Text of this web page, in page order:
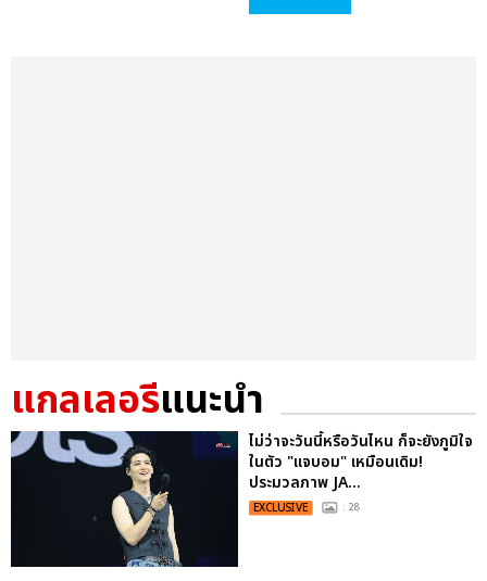
แกลเลอรีแนะนำ
ไม่ว่าจะวันนี้หรือวันไหน ก็จะยังภูมิใจ
ในตัว "แจบอม" เหมือนเดิม!
ประมวลภาพ JA...
EXCLUSIVE : 28